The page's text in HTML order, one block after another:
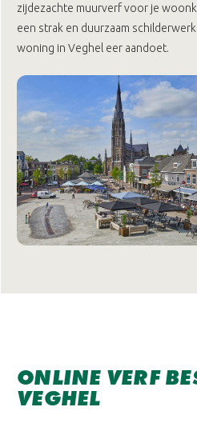
zijdezachte muurverf voor je
een strak en duurzaam
woning in Veghel eer aandoet.
ONLINE VERF
VEGHEL